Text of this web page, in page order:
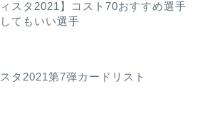
ィスタ2021】コスト70おすすめ選手
てもいい選手
タ2021第7弾カードリスト